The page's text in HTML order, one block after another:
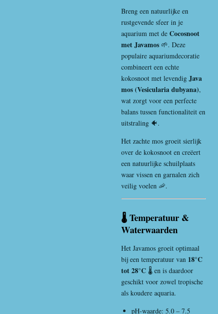
Breng een natuurlijke en
rustgevende sfeer in je
aquarium met de Cocosnoot
met Javamos 🌱. Deze
populaire aquariumdecoratie
combineert een echte
kokosnoot met levendig Java
mos (Vesicularia dubyana),
wat zorgt voor een perfecte
balans tussen functionaliteit en
uitstraling 🐠.
Het zachte mos groeit sierlijk
over de kokosnoot en creëert
een natuurlijke schuilplaats
waar vissen en garnalen zich
veilig voelen 🦐.
🌡️ Temperatuur &
Waterwaarden
Het Javamos groeit optimaal
bij een temperatuur van 18°C
tot 28°C 🌡️ en is daardoor
geschikt voor zowel tropische
als koudere aquaria.
pH-waarde: 5.0 – 7.5